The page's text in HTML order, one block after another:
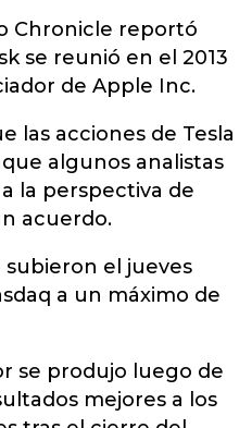
Chronicle reportó
se reunió en el 2013
de Apple Inc.
las acciones de Tesla
algunos analistas
la perspectiva de
acuerdo.
subieron el jueves
a un máximo de
se produjo luego de
mejores a los